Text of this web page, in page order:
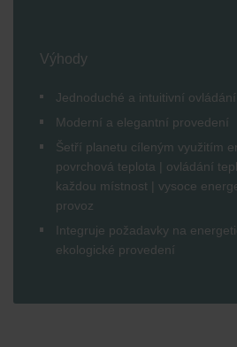
Výhody
Jednoduché a intuitivní ovládání
Moderní a elegantní provedení
Šetří planetu cíleným využitím
povrchová teplota | ovládání
každou místnost | vysoce
provoz
Integruje požadavky na
ekologické provedení